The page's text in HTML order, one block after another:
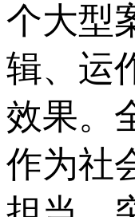
个大型
辑、运
效果。
作为社